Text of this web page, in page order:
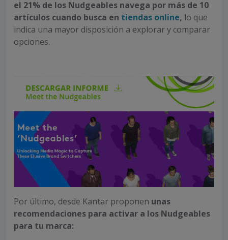
el 21% de los Nudgeables navega por más de 10
artículos cuando busca en tiendas online, lo que
indica una mayor disposición a explorar y comparar
opciones.
Por último, desde Kantar proponen unas
recomendaciones para activar a los Nudgeables
para tu marca: